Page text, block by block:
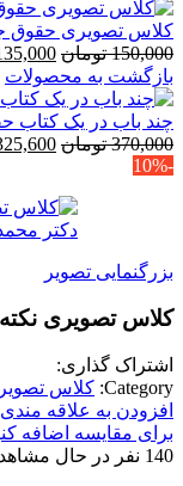
کلاس تصویری حقوق
150,000 تومان قیمت
اصلی
بود.
بازگشت به محصولات
چند باب در یک کتاب
370,000 تومان قیمت
بود.
-10%
بزرگنمایی تصویر
کلاس تصویری
اشتراک گذاری:
Category: کلاس
افزودن به علاقه مندی
برای مقایسه اضافه
140 نفر در حال